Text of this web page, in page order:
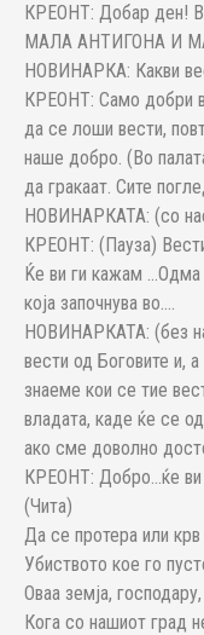
КРЕОНТ: Добар ден!
МАЛА АНТИГОНА И
НОВИНАРКА: Какви
КРЕОНТ: Само добри
да се лоши вести,
наше добро. (Во
да гракаат. Сите
НОВИНАРКАТА: (со
КРЕОНТ: (Пауза)
Ќе ви ги кажам …Одма
која започнува во….
НОВИНАРКАТА: (без
вести од Боговите и,
знаеме кои се тие
владата, каде ќе се
ако сме доволно
КРЕОНТ: Добро…ќе ви
(Чита)
Да се ​​протера или
Убиството кое го
Оваа земја,
Кога со нашиот град